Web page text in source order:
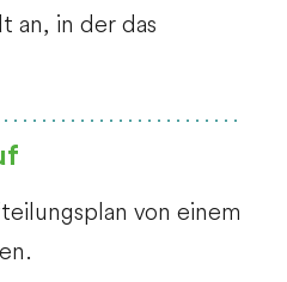
an, in der das
von einem